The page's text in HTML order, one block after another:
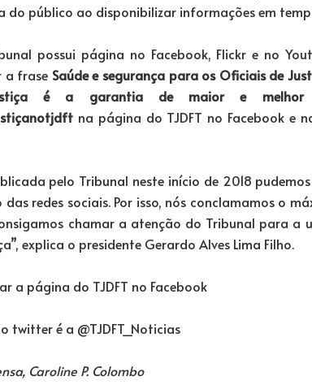
do público ao disponibilizar informações em
possui página no Facebook, Flickr e no
a frase Saúde e segurança para os Oficiais de
é a garantia de maior e melhor
na página do TJDFT no Facebook e
pelo Tribunal neste início de 2018
redes sociais. Por isso, nós conclamamos o
chamar a atenção do Tribunal para a
explica o presidente Gerardo Alves Lima Filho.
a página do TJDFT no Facebook
twitter é a @TJDFT_Noticias
Caroline P. Colombo